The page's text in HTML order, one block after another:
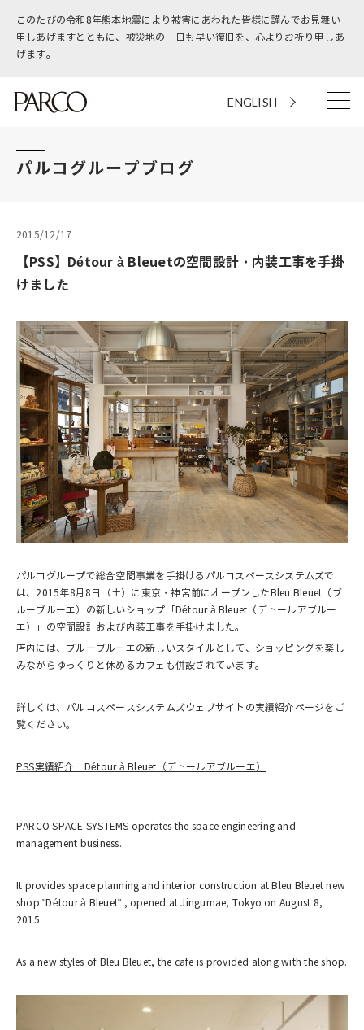
このたびの令和8年熊本地震により被害にあわれた皆様に謹んでお見舞い
申しあげますとともに、被災地の一日も早い復旧を、心よりお祈り申しあ
げます。
ENGLISH
パルコグループブログ
2015/12/17
【PSS】Détour à Bleuetの空間設計・内装工事を手掛
けました
パルコグループで総合空間事業を手掛けるパルコスペースシステムズで
は、2015年8月8日（土）に東京・神宮前にオープンしたBleu Bleuet（ブ
ルーブルーエ）の新しいショップ「Détour à Bleuet（デトールアブルー
エ）」の空間設計および内装工事を手掛けました。
店内には、ブルーブルーエの新しいスタイルとして、ショッピングを楽し
みながらゆっくりと休めるカフェも併設されています。
詳しくは、パルコスペースシステムズウェブサイトの実績紹介ページをご
覧ください。
PSS実績紹介 Détour à Bleuet（デトールアブルーエ）
PARCO SPACE SYSTEMS operates the space engineering and
management business.
It provides space planning and interior construction at Bleu Bleuet new
shop "Détour à Bleuet" , opened at Jingumae, Tokyo on August 8,
2015.
As a new styles of Bleu Bleuet, the cafe is provided along with the shop.